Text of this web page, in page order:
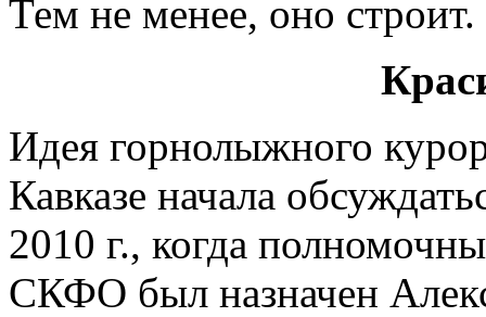
Тем не менее, оно строит.
Идея горнолыжного
Кавказе начала
2010 г., когда
СКФО был назначен